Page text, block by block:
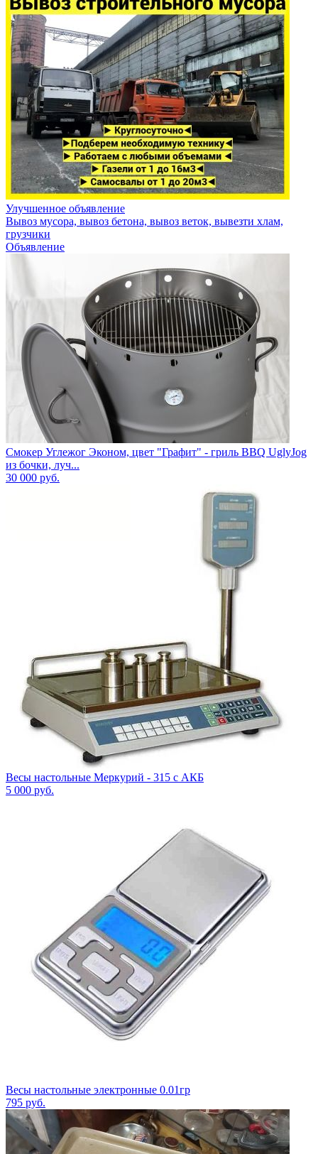
Улучшенное объявление
Вывоз мусора, вывоз бетона, вывоз веток, вывезти хлам,
грузчики
Объявление
Смокер Углежог Эконом, цвет "Графит" - гриль BBQ UglyJog
из бочки, луч...
30 000 руб.
Весы настольные Меркурий - 315 с АКБ
5 000 руб.
Весы настольные электронные 0.01гр
795 руб.